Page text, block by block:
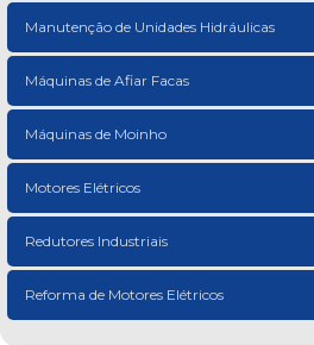
Manutenção de Unidades Hidráulicas
Máquinas de Afiar Facas
Máquinas de Moinho
Motores Elétricos
Redutores Industriais
Reforma de Motores Elétricos